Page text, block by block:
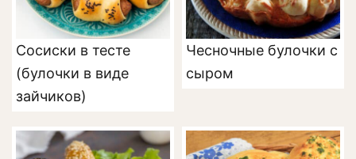
Сосиски в тесте
(булочки в виде
зайчиков)
Чесночные булочки с
сыром